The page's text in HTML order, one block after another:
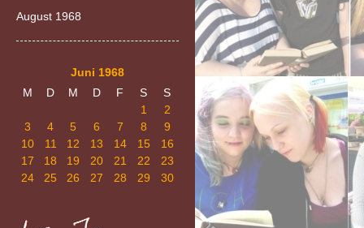
August 1968
Juni 1968
M
D M D F S
S
1
2
3
4 5 6 7 8
9
10
11 12 13 14 15
16
17
18 19 20 21 22
23
24
25 26 27 28 29 30